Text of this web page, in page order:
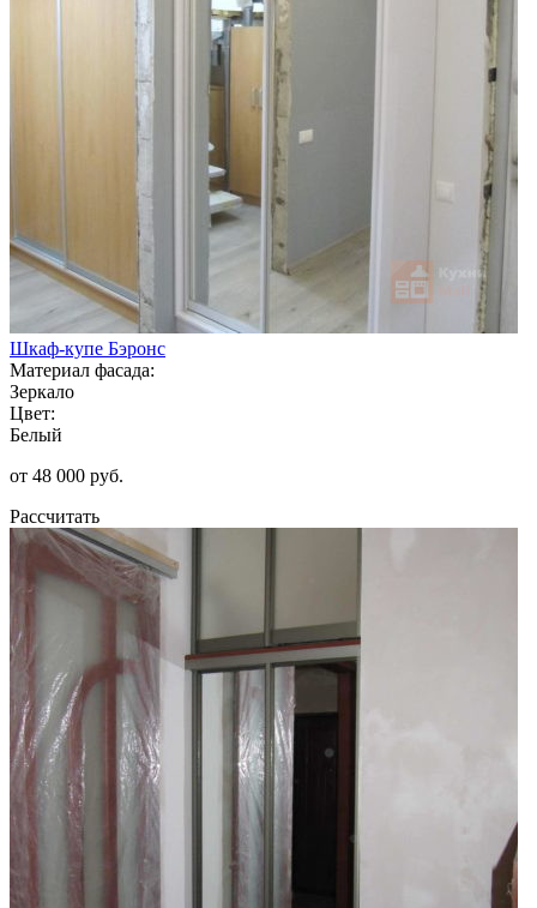
Шкаф-купе Бэронс
Материал фасада:
Зеркало
Цвет:
Белый
от 48 000 руб.
Рассчитать